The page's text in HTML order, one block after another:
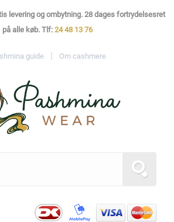
levering og ombytning. 28 dages fortrydelsesret
på alle køb. Tlf: 24 48 13 76
guide Om cashmere